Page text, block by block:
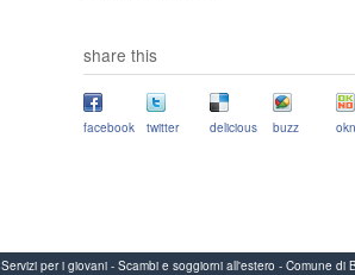
share this
facebook twitter delicious buzz
Servizi per i giovani - Scambi e soggiorni all'estero - Comune